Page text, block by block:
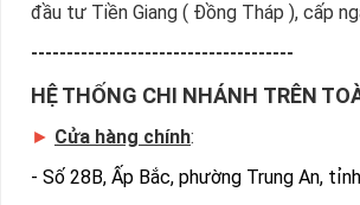
đầu tư Tiền Giang ( Đồng Tháp ), cấp
-------------------------------------
HỆ THỐNG CHI NHÁNH TRÊN
► Cửa hàng chính:
- Số 28B, Ấp Bắc, phường Trung An,